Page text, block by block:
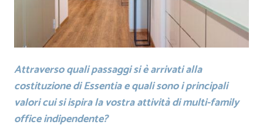
Attraverso quali passaggi si è arrivati alla
costituzione di Essentia e quali sono i principali
valori cui si ispira la vostra attività di multi-family
office indipendente?